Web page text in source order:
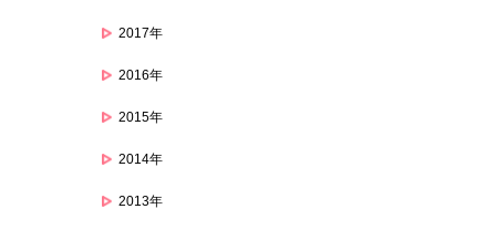
2017年
2016年
2015年
2014年
2013年